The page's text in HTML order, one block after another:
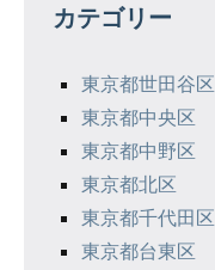
ー
カテゴリー
東京都世田谷区
東京都中央区
東京都中野区
東京都北区
東京都千代田区
東京都台東区